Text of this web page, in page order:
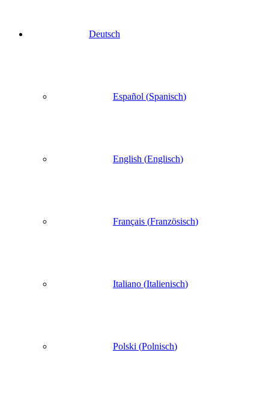
Deutsch
Español (Spanisch)
English (Englisch)
Français (Französisch)
Italiano (Italienisch)
Polski (Polnisch)